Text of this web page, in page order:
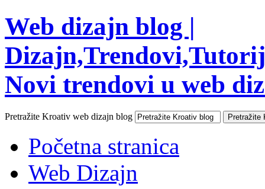
Web dizajn blog |
Novi trendovi u web
Pretražite Kroativ web dizajn blog
Početna stranica
Web Dizajn